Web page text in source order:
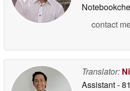
contact
Translator:
Assistant-